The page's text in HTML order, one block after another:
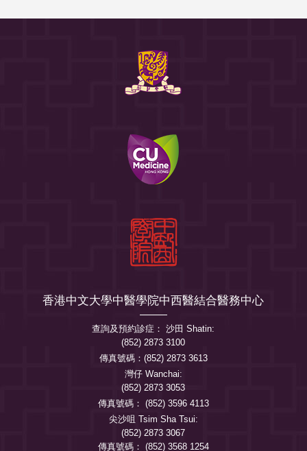
香港中文大學中醫學院中西醫結合醫務中心
查詢及預約診症： 沙田 Shatin:
(852) 2873 3100
傳真號碼：(852) 2873 3613
灣仔 Wanchai:
(852) 2873 3053
傳真號碼： (852) 3596 4113
尖沙咀 Tsim Sha Tsui:
(852) 2873 3067
傳真號碼： (852) 3568 1254